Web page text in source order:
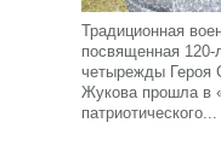
Традиционная
посвященная
четырежды Героя
Жукова прошла в
патриотического...